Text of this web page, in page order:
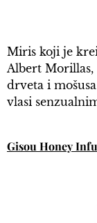
Miris koji je
Albert Morillas,
drveta i
vlasi
Gisou Honey